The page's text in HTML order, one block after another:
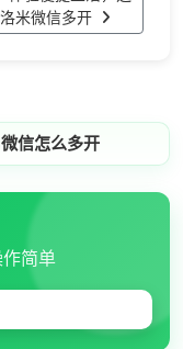
米微信多开
信怎么多开
简单